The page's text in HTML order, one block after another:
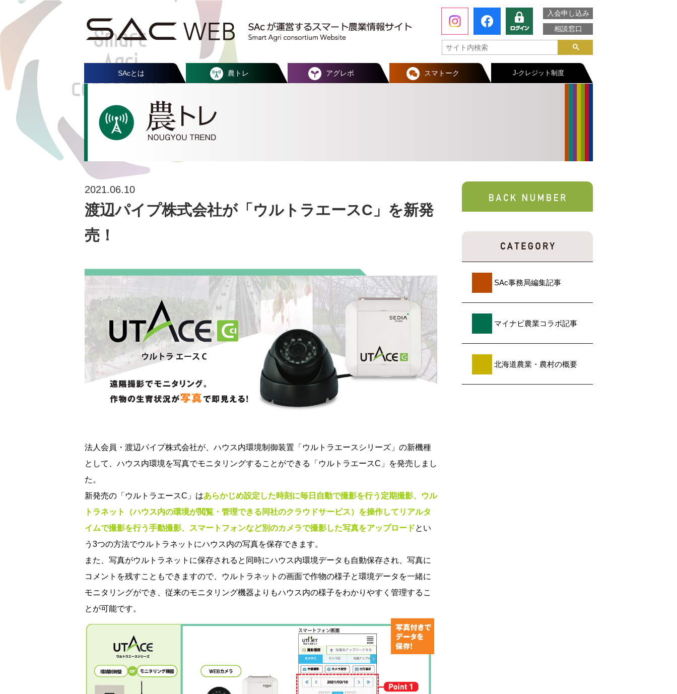
入会申し込み
相談窓口
SAcとは 農トレ アグレポ スマトーク J-クレジット制度
SAc事務局編集記事
マイナビ農業コラボ記事
北海道農業・農村の概要
2021.06.10
渡辺パイプ株式会社が「ウルトラエースC」を新発
売！
法人会員・渡辺パイプ株式会社が、ハウス内環境制御装置「ウルトラエースシリーズ」の新機種
として、ハウス内環境を写真でモニタリングすることができる「ウルトラエースC」を発売しまし
た。
新発売の「ウルトラエースC」はあらかじめ設定した時刻に毎日自動で撮影を行う定期撮影、
ウル
トラネット（ハウス内の環境が閲覧・管理できる同社のクラウドサービス）を操作してリアルタ
イムで撮影を行う手動撮影、
スマートフォンなど別のカメラで撮影した写真をアップロードとい
う3つの方法でウルトラネットにハウス内の写真を保存できます。
また、写真がウルトラネットに保存されると同時にハウス内環境データも自動保存され、写真に
コメントを残すこともできますので、
ウルトラネットの画面で作物の様子と環境データを一緒に
モニタリングができ、従来のモニタリング機器よりもハウス内の様子をわかりやすく管理するこ
とが可能です。